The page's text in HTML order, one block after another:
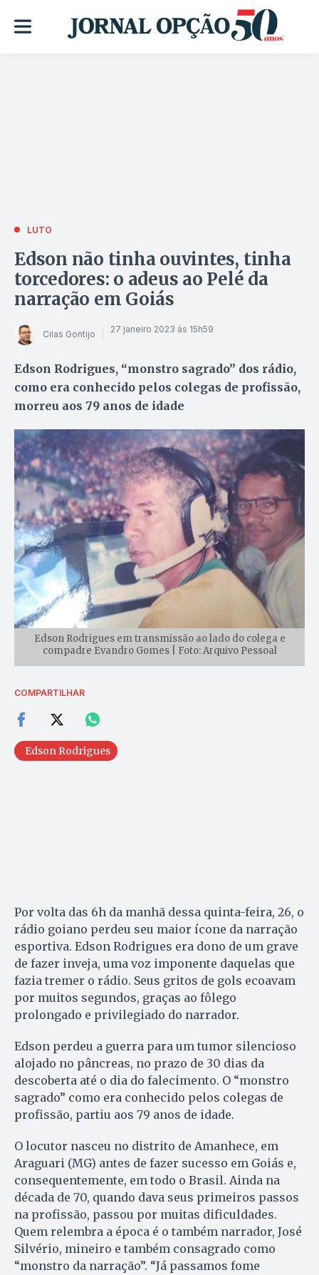
LUTO
Edson não tinha ouvintes, tinha
torcedores: o adeus ao Pelé da
narração em Goiás
Cilas Gontijo 27 janeiro 2023 às 15h59
Edson Rodrigues, “monstro sagrado” dos rádio,
como era conhecido pelos colegas de profissão,
morreu aos 79 anos de idade
Edson Rodrigues em transmissão ao lado do colega e
compadre Evandro Gomes | Foto: Arquivo Pessoal
COMPARTILHAR
Edson Rodrigues
Por volta das 6h da manhã dessa quinta-feira, 26, o
rádio goiano perdeu seu maior ícone da narração
esportiva. Edson Rodrigues era dono de um grave
de fazer inveja, uma voz imponente daquelas que
fazia tremer o rádio. Seus gritos de gols ecoavam
por muitos segundos, graças ao fôlego
prolongado e privilegiado do narrador.
Edson perdeu a guerra para um tumor silencioso
alojado no pâncreas, no prazo de 30 dias da
descoberta até o dia do falecimento. O “monstro
sagrado” como era conhecido pelos colegas de
profissão, partiu aos 79 anos de idade.
O locutor nasceu no distrito de Amanhece, em
Araguari (MG) antes de fazer sucesso em Goiás e,
consequentemente, em todo o Brasil. Ainda na
década de 70, quando dava seus primeiros passos
na profissão, passou por muitas dificuldades.
Quem relembra a época é o também narrador, José
Silvério, mineiro e também consagrado como
“monstro da narração”. “Já passamos fome